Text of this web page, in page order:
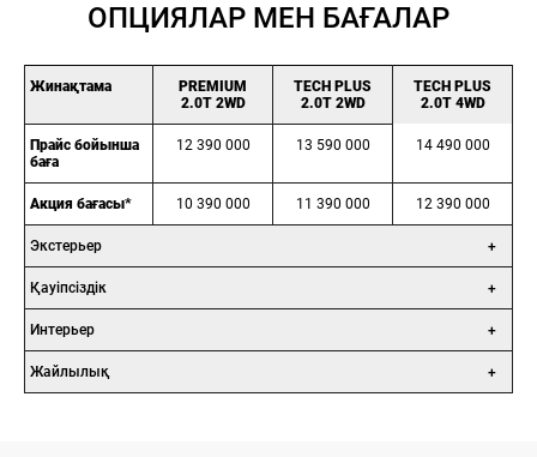
ОПЦИЯЛАР МЕН БАҒАЛАР
Жинақтама
PREMIUM
2.0T 2WD
TECH PLUS
2.0T 2WD
TECH PLUS
2.0T 4WD
Прайс бойынша
баға
12 390 000 13 590 000 14 490 000
Акция бағасы* 10 390 000 11 390 000 12 390 000
Экстерьер
Қауіпсіздік
Интерьер
Жайлылық